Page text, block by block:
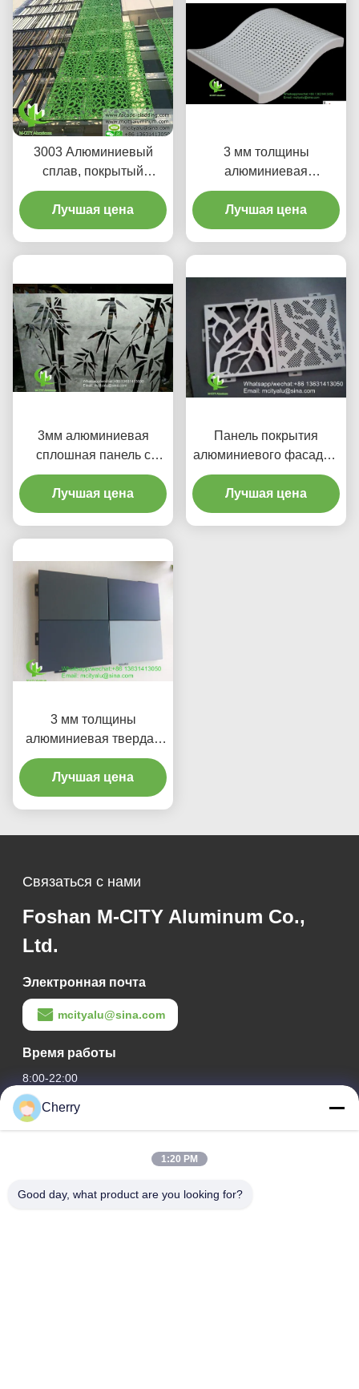
3003 Алюминиевый
сплав, покрытый
порошком,
настраиваемый дизайн,
металлическая завеса,
Лучшая цена
3 мм толщины
алюминиевая
облицовочная панель с
краской PVDF для
индивидуальных узоров
Лучшая цена
3мм алюминиевая
сплошная панель с
бамбуковым рисунком и
PVDF-покрытием для
облицовки фасадов
Лучшая цена
Панель покрытия
алюминиевого фасада с
настраиваемыми
узорами в 1000x2000
мм
Лучшая цена
3 мм толщины
алюминиевая твердая
панель с краской PVDF
для настраиваемой
фасадной облицовки
Лучшая цена
Связаться с нами
Foshan M-CITY Aluminum Co.,
Ltd.
Электронная почта
mcityalu@sina.com
Время работы
8:00-22:00
Наш адрес
Индустриальный парк Хегуи, Лишуй, Наньхай Фошань
Cherry
1:20 PM
Good day, what product are you looking for?